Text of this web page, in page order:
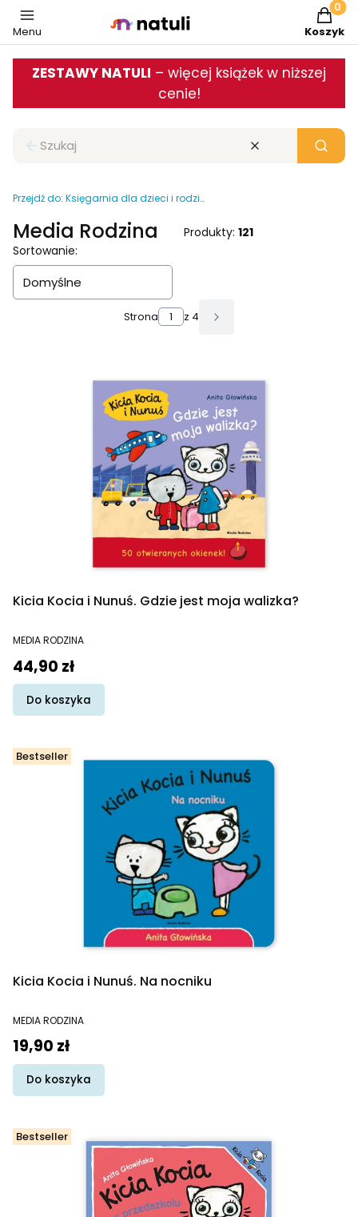
Menu Koszyk
ZESTAWY NATULI – więcej książek w niższej
cenie!
Zamknij wyszukiwarkę Wyczyść Szukaj
Przejdź do: Księgarnia dla dzieci i rodziców
Media Rodzina Produkty: 121
Lista produktów
Sortowanie:
Domyślne
Strona z 4 Następne produkty
Kicia Kocia i Nunuś. Gdzie jest moja walizka?
PRODUCENT
MEDIA RODZINA
Cena
44,90 zł
Do koszyka
Bestseller
Kicia Kocia i Nunuś. Na nocniku
PRODUCENT
MEDIA RODZINA
Cena
19,90 zł
Do koszyka
Bestseller